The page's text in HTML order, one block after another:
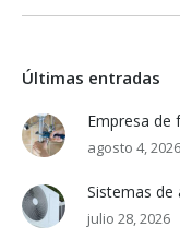
Últimas entradas
Empresa de
agosto 4, 2026
Sistemas de
julio 28, 2026